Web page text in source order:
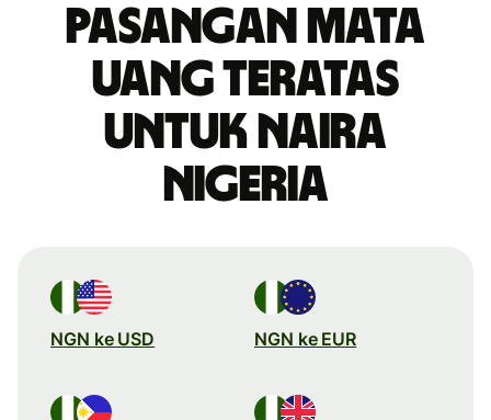
Pasangan mata
uang teratas
untuk naira
Nigeria
NGN ke USD NGN ke EUR